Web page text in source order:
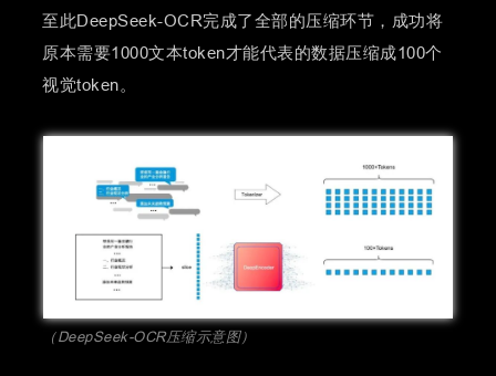
至此DeepSeek-OCR完成了全部的压缩环节，成功将
原本需要1000文本token才能代表的数据压缩成100个
视觉token。
（DeepSeek-OCR压缩示意图）